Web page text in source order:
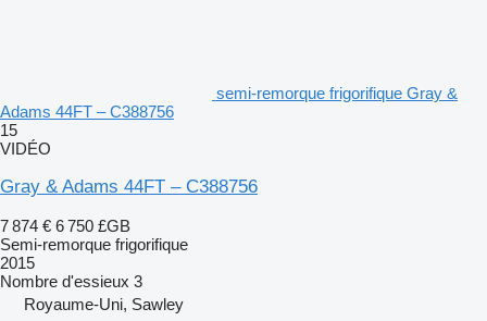
semi-remorque frigorifique Gray &
Adams 44FT – C388756
15
VIDÉO
Gray & Adams 44FT – C388756
7 874 € 6 750 £GB
Semi-remorque frigorifique
2015
Nombre d'essieux 3
Royaume-Uni, Sawley